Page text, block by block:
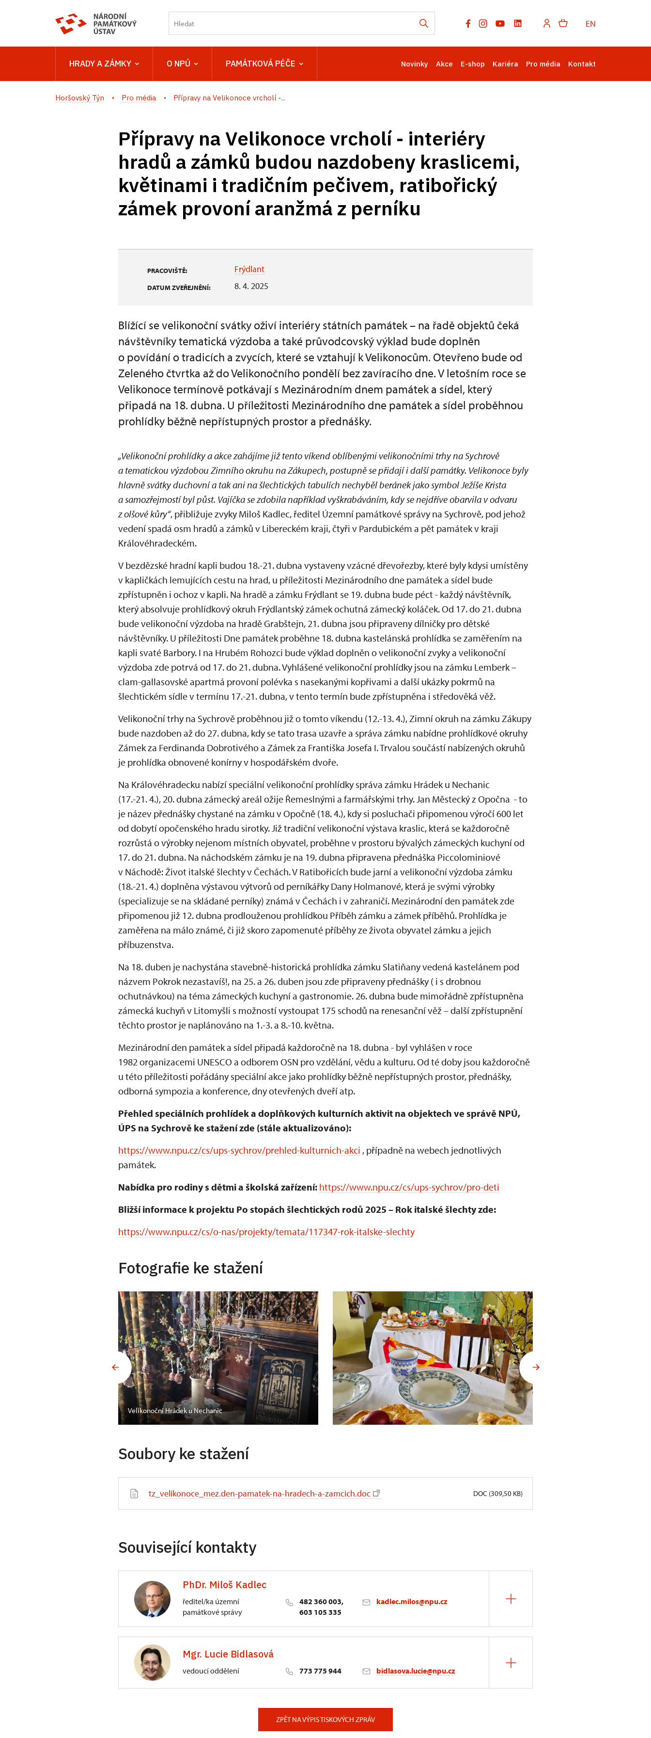
EN
HRADY A ZÁMKY O NPÚ PAMÁTKOVÁ PÉČE Novinky Akce E-shop Kariéra Pro média Kontakt
Horšovský Týn Pro média Přípravy na Velikonoce vrcholí -...
Přípravy na Velikonoce vrcholí - interiéry
hradů a zámků budou nazdobeny kraslicemi,
květinami i tradičním pečivem, ratibořický
zámek provoní aranžmá z perníku
PRACOVIŠTĚ: Frýdlant
DATUM ZVEŘEJNĚNÍ: 8. 4. 2025
Blížící se velikonoční svátky oživí interiéry státních památek – na řadě objektů čeká
návštěvníky tematická výzdoba a také průvodcovský výklad bude doplněn
o povídání o tradicích a zvycích, které se vztahují k Velikonocům. Otevřeno bude od
Zeleného čtvrtka až do Velikonočního pondělí bez zavíracího dne. V letošním roce se
Velikonoce termínově potkávají s Mezinárodním dnem památek a sídel, který
připadá na 18. dubna. U příležitosti Mezinárodního dne památek a sídel proběhnou
prohlídky běžně nepřístupných prostor a přednášky.
„Velikonoční prohlídky a akce zahájíme již tento víkend oblíbenými velikonočními trhy na Sychrově
a tematickou výzdobou Zimního okruhu na Zákupech, postupně se přidají i další památky. Velikonoce byly
hlavně svátky duchovní a tak ani na šlechtických tabulích nechyběl beránek jako symbol Ježíše Krista
a samozřejmostí byl půst. Vajíčka se zdobila například vyškrabáváním, kdy se nejdříve obarvila v odvaru
z olšové kůry“, přibližuje zvyky Miloš Kadlec, ředitel Územní památkové správy na Sychrově, pod jehož
vedení spadá osm hradů a zámků v Libereckém kraji, čtyři v Pardubickém a pět památek v kraji
Královéhradeckém.
V bezdězské hradní kapli budou 18.-21. dubna vystaveny vzácné dřevořezby, které byly kdysi umístěny
v kapličkách lemujících cestu na hrad, u příležitosti Mezinárodního dne památek a sídel bude
zpřístupněn i ochoz v kapli. Na hradě a zámku Frýdlant se 19. dubna bude péct - každý návštěvník,
který absolvuje prohlídkový okruh Frýdlantský zámek ochutná zámecký koláček. Od 17. do 21. dubna
bude velikonoční výzdoba na hradě Grabštejn, 21. dubna jsou připraveny dílničky pro dětské
návštěvníky. U příležitosti Dne památek proběhne 18. dubna kastelánská prohlídka se zaměřením na
kapli svaté Barbory. I na Hrubém Rohozci bude výklad doplněn o velikonoční zvyky a velikonoční
výzdoba zde potrvá od 17. do 21. dubna. Vyhlášené velikonoční prohlídky jsou na zámku Lemberk –
clam-gallasovské apartmá provoní polévka s nasekanými kopřivami a další ukázky pokrmů na
šlechtickém sídle v termínu 17.-21. dubna, v tento termín bude zpřístupněna i středověká věž.
Velikonoční trhy na Sychrově proběhnou již o tomto víkendu (12.-13. 4.), Zimní okruh na zámku Zákupy
bude nazdoben až do 27. dubna, kdy se tato trasa uzavře a správa zámku nabídne prohlídkové okruhy
Zámek za Ferdinanda Dobrotivého a Zámek za Františka Josefa I. Trvalou součástí nabízených okruhů
je prohlídka obnovené konírny v hospodářském dvoře.
Na Královéhradecku nabízí speciální velikonoční prohlídky správa zámku Hrádek u Nechanic
(17.-21. 4.), 20. dubna zámecký areál ožije Řemeslnými a farmářskými trhy. Jan Městecký z Opočna - to
je název přednášky chystané na zámku v Opočně (18. 4.), kdy si posluchači připomenou výročí 600 let
od dobytí opočenského hradu sirotky. Již tradiční velikonoční výstava kraslic, která se každoročně
rozrůstá o výrobky nejenom místních obyvatel, proběhne v prostoru bývalých zámeckých kuchyní od
17. do 21. dubna. Na náchodském zámku je na 19. dubna připravena přednáška Piccolominiové
v Náchodě: Život italské šlechty v Čechách. V Ratibořicích bude jarní a velikonoční výzdoba zámku
(18.-21. 4.) doplněna výstavou výtvorů od perníkářky Dany Holmanové, která je svými výrobky
(specializuje se na skládané perníky) známá v Čechách i v zahraničí. Mezinárodní den památek zde
připomenou již 12. dubna prodlouženou prohlídkou Příběh zámku a zámek příběhů. Prohlídka je
zaměřena na málo známé, či již skoro zapomenuté příběhy ze života obyvatel zámku a jejich
příbuzenstva.
Na 18. duben je nachystána stavebně-historická prohlídka zámku Slatiňany vedená kastelánem pod
názvem Pokrok nezastavíš!, na 25. a 26. duben jsou zde připraveny přednášky ( i s drobnou
ochutnávkou) na téma zámeckých kuchyní a gastronomie. 26. dubna bude mimořádně zpřístupněna
zámecká kuchyň v Litomyšli s možností vystoupat 175 schodů na renesanční věž – další zpřístupnění
těchto prostor je naplánováno na 1.-3. a 8.-10. května.
Mezinárodní den památek a sídel připadá každoročně na 18. dubna - byl vyhlášen v roce
1982 organizacemi UNESCO a odborem OSN pro vzdělání, vědu a kulturu. Od té doby jsou každoročně
u této příležitosti pořádány speciální akce jako prohlídky běžně nepřístupných prostor, přednášky,
odborná sympozia a konference, dny otevřených dveří atp.
Přehled speciálních prohlídek a doplňkových kulturních aktivit na objektech ve správě NPÚ,
ÚPS na Sychrově ke stažení zde (stále aktualizováno):
https://www.npu.cz/cs/ups-sychrov/prehled-kulturnich-akci , případně na webech jednotlivých
památek.
Nabídka pro rodiny s dětmi a školská zařízení: https://www.npu.cz/cs/ups-sychrov/pro-deti
Bližší informace k projektu Po stopách šlechtických rodů 2025 – Rok italské šlechty zde:
https://www.npu.cz/cs/o-nas/projekty/temata/117347-rok-italske-slechty
Fotografie ke stažení
Velikonoční Hrádek u Nechanic
Soubory ke stažení
tz_velikonoce_mez.den-pamatek-na-hradech-a-zamcich.doc DOC (309,50 KB)
Související kontakty
PhDr. Miloš Kadlec
ředitel/ka územní
památkové správy
482 360 003,
603 105 335
kadlec.milos@npu.cz
3/, Sychrov 3Mgr. Lucie Bidlasová
vedoucí oddělení 773 775 944 bidlasova.lucie@npu.cz
ZPĚT NA VÝPIS TISKOVÝCH ZPRÁV